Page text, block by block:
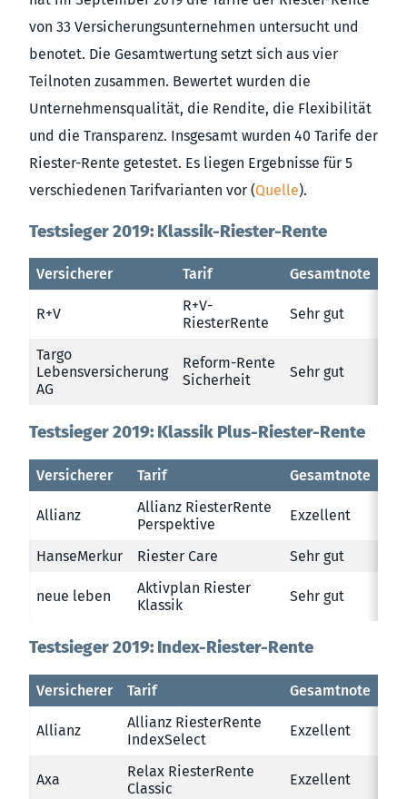
von 33 Versicherungsunternehmen untersucht und
benotet. Die Gesamtwertung setzt sich aus vier
Teilnoten zusammen. Bewertet wurden die
Unternehmensqualität, die Rendite, die Flexibilität
und die Transparenz. Insgesamt wurden 40 Tarife der
Riester-Rente getestet. Es liegen Ergebnisse für 5
verschiedenen Tarifvarianten vor (Quelle).
Testsieger 2019: Klassik-Riester-Rente
Versicherer Tarif Gesamtnote
R+V
R+V-
RiesterRente
Sehr gut
Targo
Lebensversicherung
AG
Reform-Rente
Sicherheit
Sehr gut
Testsieger 2019: Klassik Plus-Riester-Rente
Versicherer Tarif Gesamtnote
Allianz
Allianz RiesterRente
Perspektive
Exzellent
HanseMerkur Riester Care Sehr gut
neue leben
Aktivplan Riester
Klassik
Sehr gut
Testsieger 2019: Index-Riester-Rente
Versicherer Tarif Gesamtnote
Allianz
Allianz RiesterRente
IndexSelect
Exzellent
Axa
Relax RiesterRente
Classic
Exzellent